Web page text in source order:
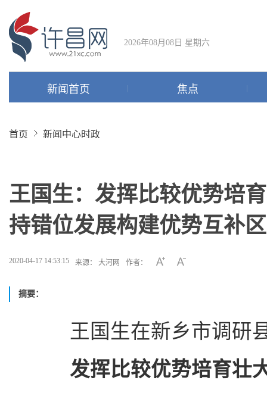
2026年08月08日 星期六
新闻首页 焦点
首页 新闻中心时政
王国生：发挥比较优势培
持错位发展构建优势互补
2020-04-17 14:53:15 来源： 大河网 作者：
摘要：
王国生在新乡市调研县
发挥比较优势培育壮